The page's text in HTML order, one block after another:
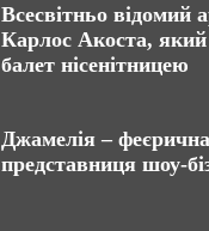
Всесвітньо відомий
Карлос Акоста,
балет нісенітницею
Джамелія – феєрична
представниця шоу-